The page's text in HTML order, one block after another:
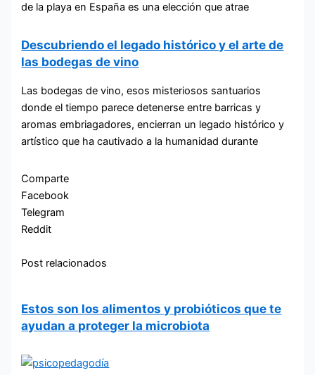
de la playa en España es una elección que atrae
Descubriendo el legado histórico y el arte de
las bodegas de vino
Las bodegas de vino, esos misteriosos santuarios
donde el tiempo parece detenerse entre barricas y
aromas embriagadores, encierran un legado histórico y
artístico que ha cautivado a la humanidad durante
Comparte
Facebook
Telegram
Reddit
Post relacionados
Estos son los alimentos y probióticos que te
ayudan a proteger la microbiota